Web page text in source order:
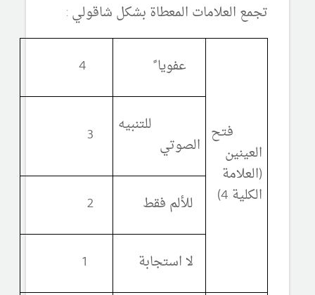
تجمع العلامات المعطاة بشكل شاقولي :
فتح
العينين
(العلامة
الكلية 4)
عفويا ً
للتنبيه
الصوتي
للألم فقط 2
لا استجابة